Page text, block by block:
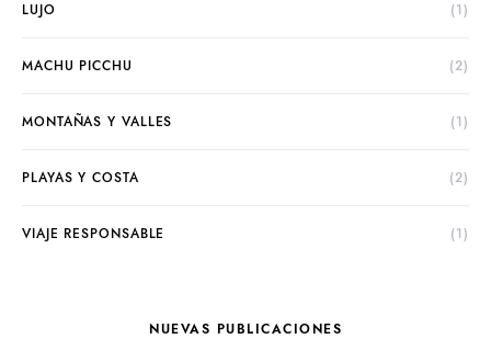
LUJO (1)
MACHU PICCHU (2)
MONTAÑAS Y VALLES (1)
PLAYAS Y COSTA (2)
VIAJE RESPONSABLE (1)
NUEVAS PUBLICACIONES